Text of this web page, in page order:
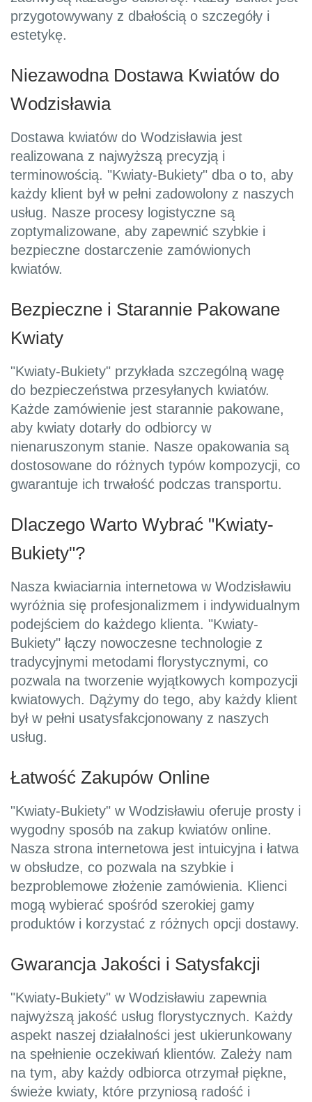
przygotowywany z dbałością o szczegóły i
estetykę.
Niezawodna Dostawa Kwiatów do
Wodzisławia
Dostawa kwiatów do Wodzisławia jest
realizowana z najwyższą precyzją i
terminowością. "Kwiaty-Bukiety" dba o to, aby
każdy klient był w pełni zadowolony z naszych
usług. Nasze procesy logistyczne są
zoptymalizowane, aby zapewnić szybkie i
bezpieczne dostarczenie zamówionych
kwiatów.
Bezpieczne i Starannie Pakowane
Kwiaty
"Kwiaty-Bukiety" przykłada szczególną wagę
do bezpieczeństwa przesyłanych kwiatów.
Każde zamówienie jest starannie pakowane,
aby kwiaty dotarły do odbiorcy w
nienaruszonym stanie. Nasze opakowania są
dostosowane do różnych typów kompozycji, co
gwarantuje ich trwałość podczas transportu.
Dlaczego Warto Wybrać "Kwiaty-
Bukiety"?
Nasza kwiaciarnia internetowa w Wodzisławiu
wyróżnia się profesjonalizmem i indywidualnym
podejściem do każdego klienta. "Kwiaty-
Bukiety" łączy nowoczesne technologie z
tradycyjnymi metodami florystycznymi, co
pozwala na tworzenie wyjątkowych kompozycji
kwiatowych. Dążymy do tego, aby każdy klient
był w pełni usatysfakcjonowany z naszych
usług.
Łatwość Zakupów Online
"Kwiaty-Bukiety" w Wodzisławiu oferuje prosty i
wygodny sposób na zakup kwiatów online.
Nasza strona internetowa jest intuicyjna i łatwa
w obsłudze, co pozwala na szybkie i
bezproblemowe złożenie zamówienia. Klienci
mogą wybierać spośród szerokiej gamy
produktów i korzystać z różnych opcji dostawy.
Gwarancja Jakości i Satysfakcji
"Kwiaty-Bukiety" w Wodzisławiu zapewnia
najwyższą jakość usług florystycznych. Każdy
aspekt naszej działalności jest ukierunkowany
na spełnienie oczekiwań klientów. Zależy nam
na tym, aby każdy odbiorca otrzymał piękne,
świeże kwiaty, które przyniosą radość i